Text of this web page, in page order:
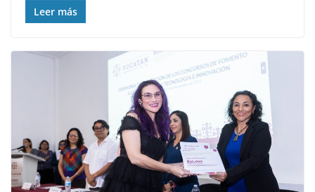
Leer más